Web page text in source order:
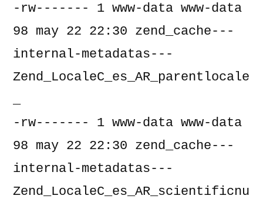
-rw------- 1 www-data www-data
98 may 22 22:30 zend_cache---
internal-metadatas---
Zend_LocaleC_es_AR_parentlocale
-rw------- 1 www-data www-data
98 may 22 22:30 zend_cache---
internal-metadatas---
Zend_LocaleC_es_AR_scientificnu